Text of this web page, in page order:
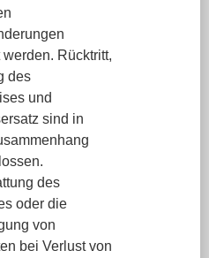
Rücktritt,
des
und
sind in
des
oder die
von
bei Verlust von